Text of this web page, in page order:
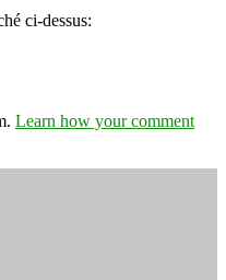
ci-dessus:
Learn how your comment